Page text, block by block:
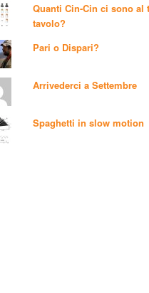
Quanti Cin-Cin ci sono al
tavolo?
Pari o Dispari?
Arrivederci a Settembre
Spaghetti in slow motion